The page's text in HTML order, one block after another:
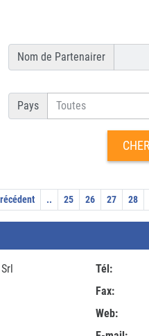
Nom de Partenairer
Pays
.. 25 26 27 28
Tél:
Fax:
Web: